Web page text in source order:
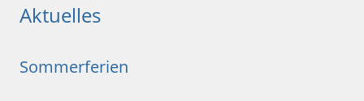
Aktuelles
Sommerferien